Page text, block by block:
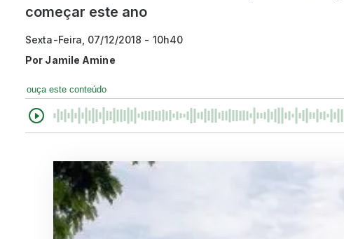
começar este ano
Sexta-Feira, 07/12/2018 - 10h40
Por Jamile Amine
ouça este conteúdo